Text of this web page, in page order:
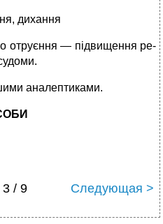
дихання
отруєння — підвищення ре­
аналептиками.
3 / 9 Следующая >